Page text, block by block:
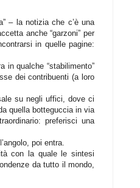
– la notizia che c’è una
anche “garzoni” per
in quelle pagine:
in qualche “stabilimento”
dei contribuenti (a loro
su negli uffici, dove ci
quella botteguccia in via
preferisci una
poi entra.
con la quale le sintesi
da tutto il mondo,